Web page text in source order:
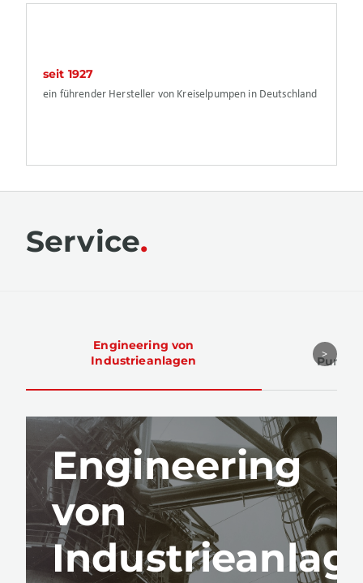
seit 1927
ein führender Hersteller von Kreiselpumpen in Deutschland
Service
Engineering von
Industrieanlagen
Engineering
von